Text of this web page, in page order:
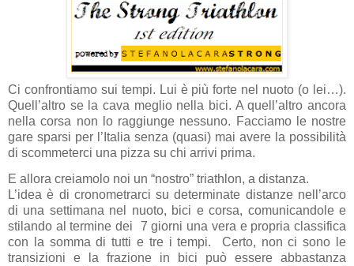
Ci confrontiamo sui tempi. Lui è più forte nel nuoto (o lei…).
Quell’altro se la cava meglio nella bici. A quell’altro ancora
nella corsa non lo raggiunge nessuno. Facciamo le nostre
gare sparsi per l’Italia senza (quasi) mai avere la possibilità
di scommeterci una pizza su chi arrivi prima.
E allora creiamolo noi un “nostro” triathlon, a distanza.
L’idea è di cronometrarci su determinate distanze nell’arco
di una settimana nel nuoto, bici e corsa, comunicandole e
stilando al termine dei 7 giorni una vera e propria classifica
con la somma di tutti e tre i tempi. Certo, non ci sono le
transizioni e la frazione in bici può essere abbastanza